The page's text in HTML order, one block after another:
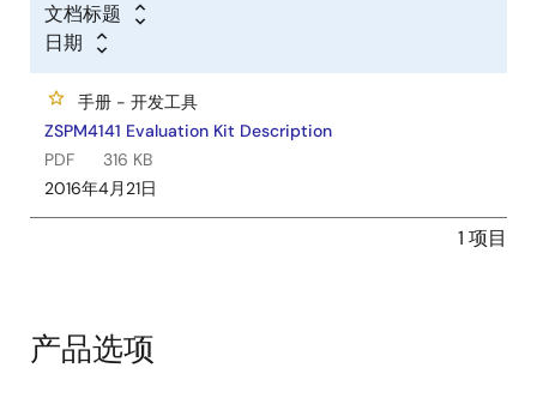
文档标题
日期
手册 - 开发工具
ZSPM4141 Evaluation Kit Description
PDF
316 KB
2016年4月21日
1 项目
产品选项